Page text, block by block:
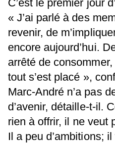
C’est le premier jour
« J’ai parlé à des
revenir, de
encore aujourd’hui.
arrêté de
tout s’est placé »,
Marc-André n’a pas
d’avenir, détaille-t-il.
rien à offrir, il ne veut
Il a peu d’ambitions;